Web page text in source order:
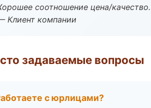
соотношение цена/
Клиент компании
задаваемые вопросы
с юрлицами?